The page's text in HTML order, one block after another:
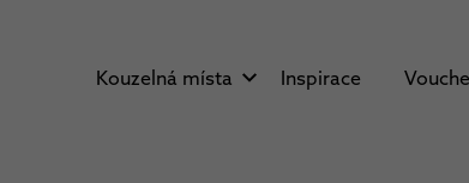
Kouzelná místa Inspirace